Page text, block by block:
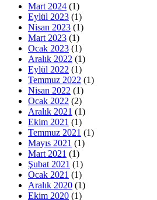
Mart 2024 (1)
Eylül 2023 (1)
Nisan 2023 (1)
Mart 2023 (1)
Ocak 2023 (1)
Aralık 2022 (1)
Eylül 2022 (1)
Temmuz 2022 (1)
Nisan 2022 (1)
Ocak 2022 (2)
Aralık 2021 (1)
Ekim 2021 (1)
Temmuz 2021 (1)
Mayıs 2021 (1)
Mart 2021 (1)
Şubat 2021 (1)
Ocak 2021 (1)
Aralık 2020 (1)
Ekim 2020 (1)